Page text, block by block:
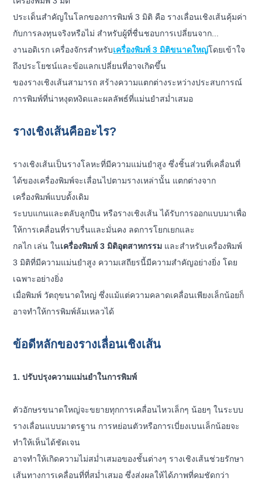
ประเด็นสำคัญในโลกของการพิมพ์ 3 มิติ คือ รางเลื่อนเชิงเส้นคุ้มค่า
กับการลงทุนจริงหรือไม่ สำหรับผู้ที่ชื่นชอบการเปลี่ยนจาก...
งานอดิเรก เครื่องจักรสำหรับเครื่องพิมพ์ 3 มิติขนาดใหญ่โดยเข้าใจ
ถึงประโยชน์และข้อแลกเปลี่ยนที่อาจเกิดขึ้น
ของรางเชิงเส้นสามารถ สร้างความแตกต่างระหว่างประสบการณ์
การพิมพ์ที่น่าหงุดหงิดและผลลัพธ์ที่แม่นยำสม่ำเสมอ
รางเชิงเส้นคืออะไร?
รางเชิงเส้นเป็นรางโลหะที่มีความแม่นยำสูง ซึ่งชิ้นส่วนที่เคลื่อนที่
ได้ของเครื่องพิมพ์จะเลื่อนไปตามรางเหล่านั้น แตกต่างจาก
เครื่องพิมพ์แบบดั้งเดิม
ระบบแกนและตลับลูกปืน หรือรางเชิงเส้น ได้รับการออกแบบมาเพื่อ
ให้การเคลื่อนที่ราบรื่นและมั่นคง ลดการโยกเยกและ
กลไก เล่น ในเครื่องพิมพ์ 3 มิติอุตสาหกรรม และสำหรับเครื่องพิมพ์
3 มิติที่มีความแม่นยำสูง ความเสถียรนี้มีความสำคัญอย่างยิ่ง โดย
เฉพาะอย่างยิ่ง
เมื่อพิมพ์ วัตถุขนาดใหญ่ ซึ่งแม้แต่ความคลาดเคลื่อนเพียงเล็กน้อยก็
อาจทำให้การพิมพ์ล้มเหลวได้
ข้อดีหลักของรางเลื่อนเชิงเส้น
1. ปรับปรุงความแม่นยำในการพิมพ์
ตัวอักษรขนาดใหญ่จะขยายทุกการเคลื่อนไหวเล็กๆ น้อยๆ ในระบบ
รางเลื่อนแบบมาตรฐาน การหย่อนตัวหรือการเบี่ยงเบนเล็กน้อยจะ
ทำให้เห็นได้ชัดเจน
อาจทำให้เกิดความไม่สม่ำเสมอของชั้นต่างๆ รางเชิงเส้นช่วยรักษา
เส้นทางการเคลื่อนที่ที่สม่ำเสมอ ซึ่งส่งผลให้ได้ภาพที่คมชัดกว่า